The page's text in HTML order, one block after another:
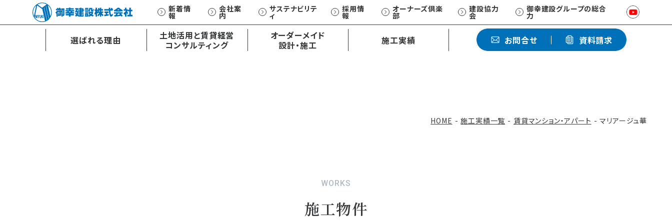
新着情
報
会社案
内
サステナビリテ
ィ
採用情
報
オーナーズ倶楽
部
建設協力
会
御幸建設グループの総合
力
選ばれる理由
土地活用と賃貸経営
コンサルティング
土地活用と賃貸経営
土地活用お悩み相談 コンサルティング事例一覧 ホワイトペーパー
オーダーメイド
設計・施工
オーダーメイド
オーダーメイド
設計・施工
外観・内観デザイン
ひとクラス上の賃貸マンション
EXCEED/RC
施工実績 お問合せ 資料請求
HOME 施工実績一覧 賃貸マンション・アパート マリアージュ華
WORKS
施工物件